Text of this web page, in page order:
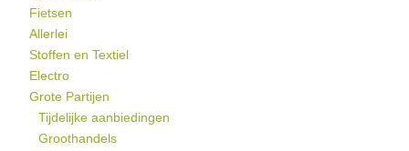
Fietsen
Allerlei
Stoffen en Textiel
Electro
Grote Partijen
Tijdelijke aanbiedingen
Groothandels